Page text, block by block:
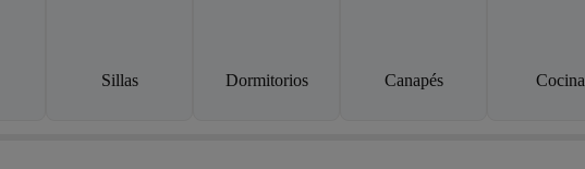
Sillas Dormitorios Canapés Cocina